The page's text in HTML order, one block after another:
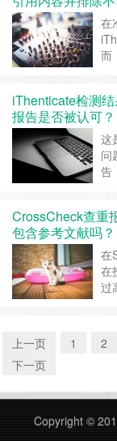
级
在
而
太
效
iThenticate检测
报告是否被认可？
这
问
告
期
果
阅
CrossCheck查重
包含参考文献吗？
在
在
过
重
计
上一页 1 2
下一页
Copyright ©